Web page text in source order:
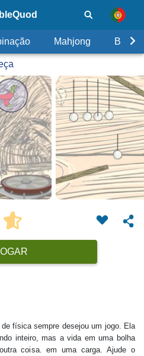
Mahjong Bolhas
física sempre desejou um jogo. Ela
inteiro, mas a vida em uma bolha
coisa. em uma carga. Ajude o